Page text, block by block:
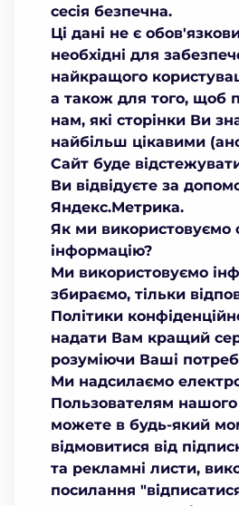
сесія безпечна.
Ці дані не є
необхідні для
найкращого
а також для того, щоб
нам, які сторінки Ви
найбільш цікавими
Сайт буде
Ви відвідуєте за
Яндекс.Метрика.
Як ми використовуємо
інформацію?
Ми використовуємо
збираємо, тільки
Політики
надати Вам кращий
розуміючи Ваші
Ми надсилаємо
Пользователям
можете в будь-який
відмовитися від
та рекламні листи,
посилання